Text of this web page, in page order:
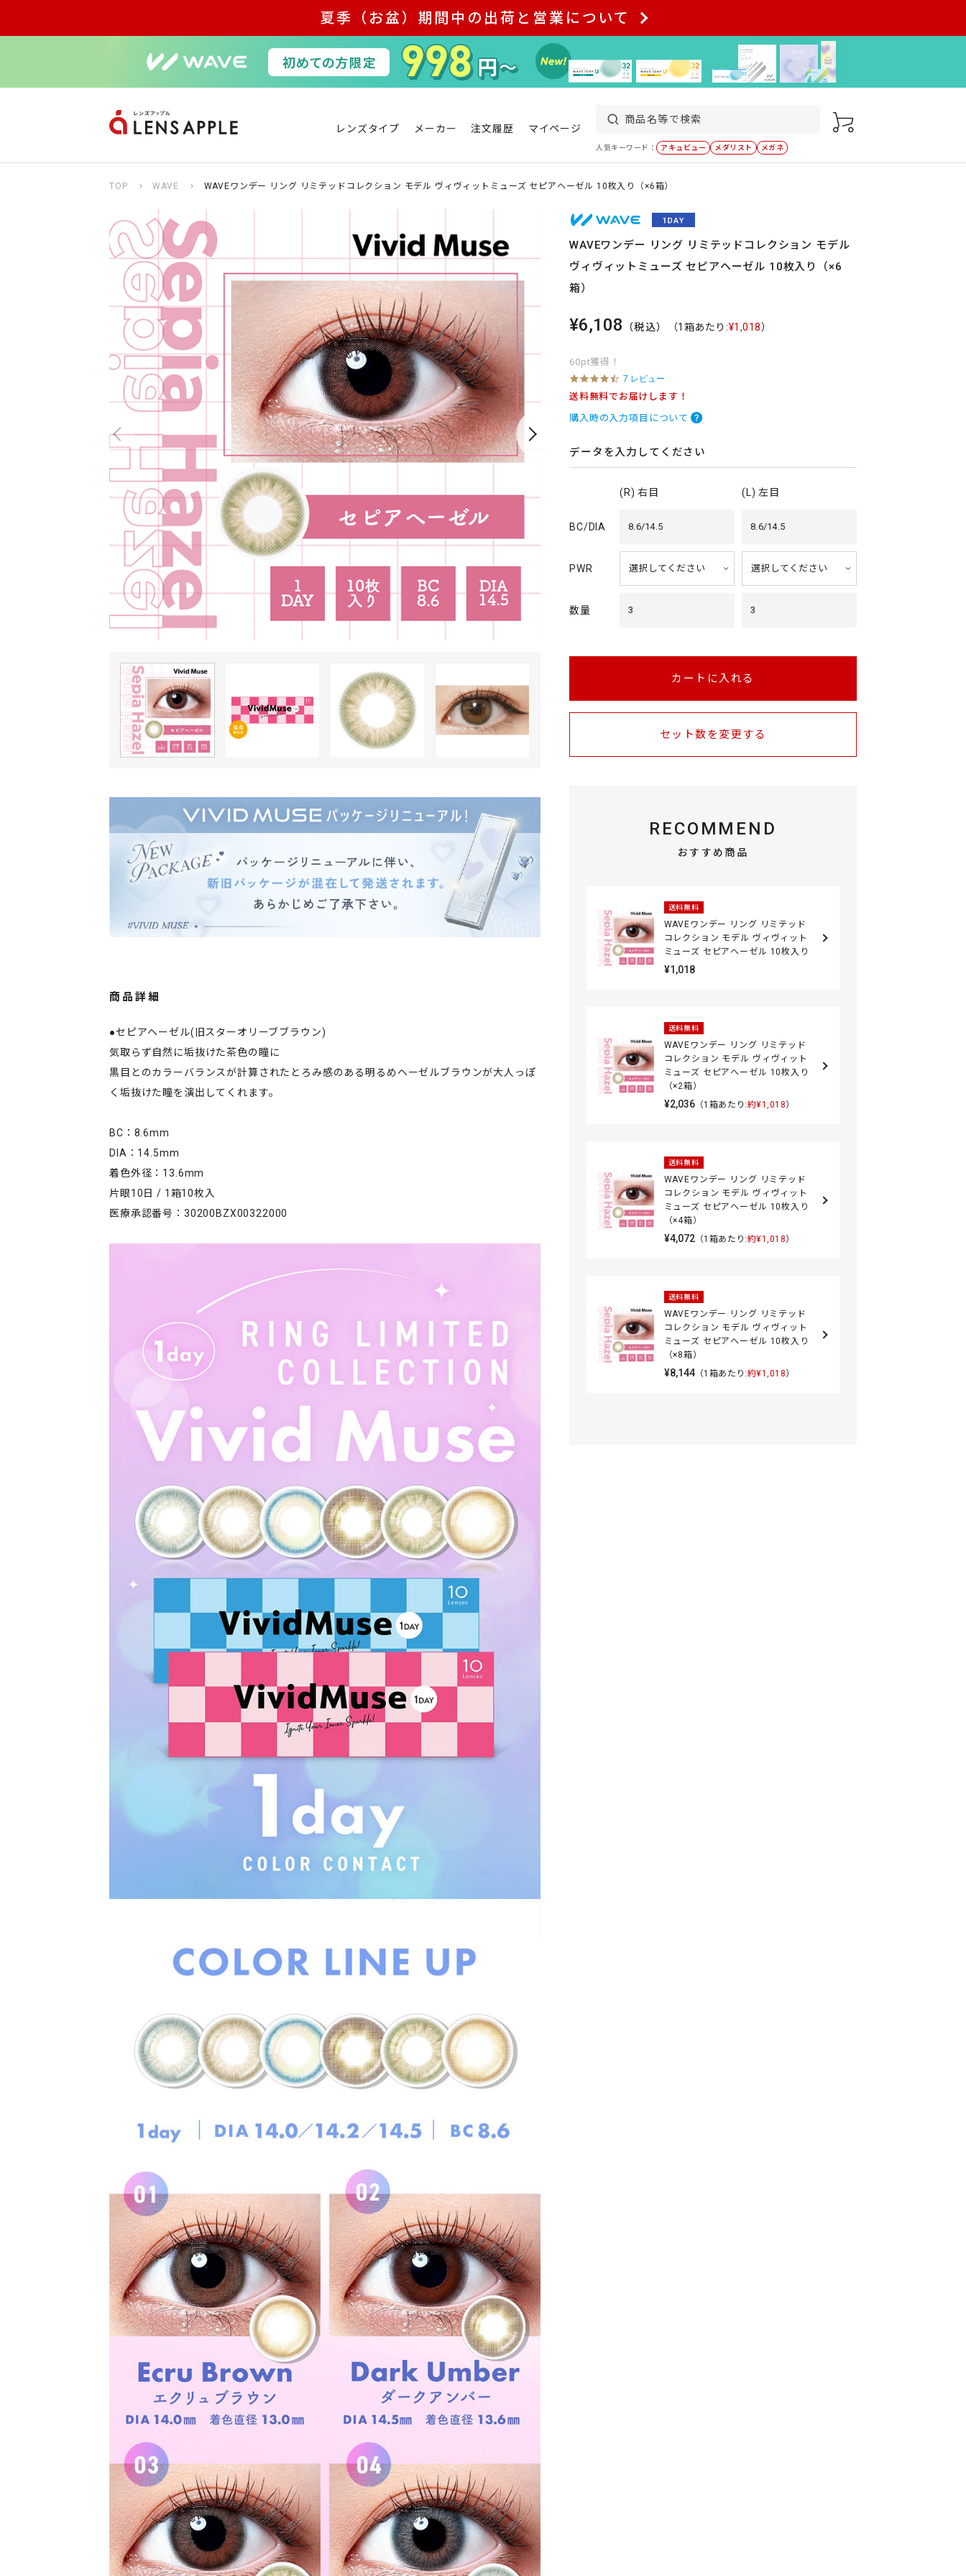
夏季（お盆）期間中の出荷と営業について
レンズタイプ メーカー 注文履歴 マイページ
人気キーワード： アキュビュー メダリスト メガネ
TOP WAVE WAVEワンデー リング リミテッドコレクション モデル ヴィヴィットミューズ セピアヘーゼル 10枚入り（×6箱）
商品詳細
●セピアヘーゼル(旧スターオリーブブラウン)
気取らず自然に垢抜けた茶色の瞳に
黒目とのカラーバランスが計算されたとろみ感のある明るめヘーゼルブラウンが大人っぽ
く垢抜けた瞳を演出してくれます。
BC：8.6mm
DIA：14.5mm
着色外径：13.6mm
片眼10日 / 1箱10枚入
医療承認番号：30200BZX00322000
WAVEワンデー リング リミテッドコレクション モデル
ヴィヴィットミューズ セピアヘーゼル 10枚入り（×6
箱）
¥6,108 （税込） （1箱あたり:¥1,018）
60pt獲得！
4
.
3
s
r
r
t
i
7 レビュー
送料無料でお届けします！
購入時の入力項目について
データを入力してください
(R) 右目 (L) 左目
BC/DIA 8.6/14.5 8.6/14.5
PWR
数量 3 3
カートに入れる
セット数を変更する
RECOMMEND
おすすめ商品
送料無料
WAVEワンデー リング リミテッド
コレクション モデル ヴィヴィット
ミューズ セピアヘーゼル 10枚入り
¥1,018
送料無料
WAVEワンデー リング リミテッド
コレクション モデル ヴィヴィット
ミューズ セピアヘーゼル 10枚入り
（×2箱）
¥2,036（1箱あたり:約¥1,018）
送料無料
WAVEワンデー リング リミテッド
コレクション モデル ヴィヴィット
ミューズ セピアヘーゼル 10枚入り
（×4箱）
¥4,072（1箱あたり:約¥1,018）
送料無料
WAVEワンデー リング リミテッド
コレクション モデル ヴィヴィット
ミューズ セピアヘーゼル 10枚入り
（×8箱）
¥8,144（1箱あたり:約¥1,018）